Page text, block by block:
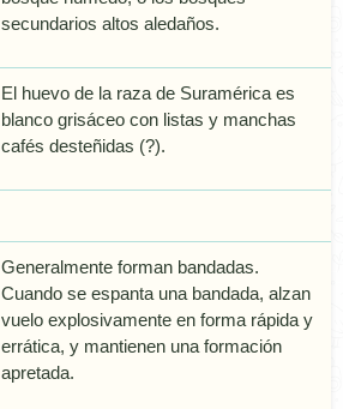
secundarios altos aledaños.
El huevo de la raza de Suramérica es
blanco grisáceo con listas y manchas
cafés desteñidas (?).
Generalmente forman bandadas.
Cuando se espanta una bandada, alzan
vuelo explosivamente en forma rápida y
errática, y mantienen una formación
apretada.